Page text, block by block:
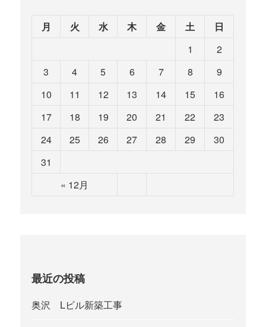
月 火 水 木 金 土 日
« 12月
1
2
3
4 5 6 7 8
9
10
11 12 13 14 15
16
17
18 19 20 21 22
23
24
25 26 27 28 29
30
31
最近の投稿
奥沢 Lビル新築工事